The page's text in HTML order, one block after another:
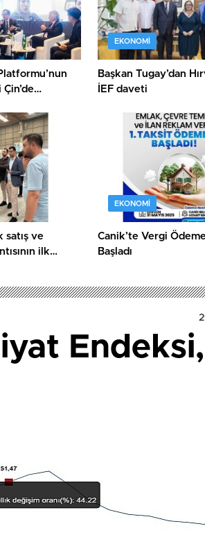
EKONOMI
Başkan Tugay’dan
İEF daveti
satış ve
ilk
EKONOMI
Canik’te Vergi
Başladı